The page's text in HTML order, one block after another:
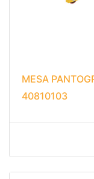
MESA
40810103